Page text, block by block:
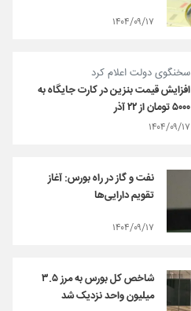
۱۴۰۴/۰۹/۱۷
سخنگوی دولت اعلام کرد
افزایش قیمت بنزین در کارت جایگاه به
۵۰۰۰ تومان از ۲۲ آذر
۱۴۰۴/۰۹/۱۷
نفت و گاز در راه بورس: آغاز
تقویم دارایی‌ها
۱۴۰۴/۰۹/۱۷
شاخص کل بورس به مرز ۳.۵
میلیون واحد نزدیک شد